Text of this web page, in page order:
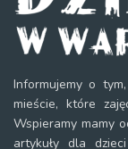
Informujemy o
mieście, które
Wspieramy mamy
artykuły dla